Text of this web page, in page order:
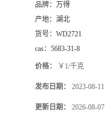
品牌： 万得
产地： 湖北
货号： WD2721
cas： 5683-31-8
价格： ￥1/千克
发布日期： 2023-08-11
更新日期： 2026-08-07